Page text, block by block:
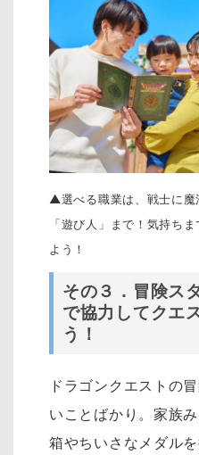
▲選べる職業は、戦士に
「遊び人」まで！気持ち
よう！
その３．冒険ス
で協力してクエ
う！
ドラゴンクエストの
いことばかり。家族
箱やちいさなメダルを